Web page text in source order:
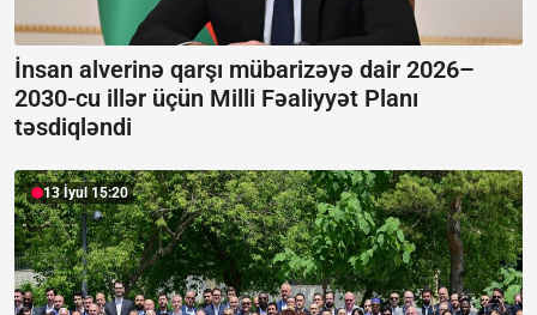
İnsan alverinə qarşı mübarizəyə dair 2026–
2030-cu illər üçün Milli Fəaliyyət Planı
təsdiqləndi
13 İyul 15:20